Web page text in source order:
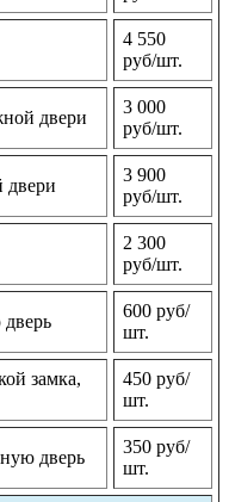
4 550
руб/шт.
двери
3 000
руб/шт.
двери
3 900
руб/шт.
2 300
руб/шт.
дверь
600 руб/
шт.
замка,
450 руб/
шт.
дверь
350 руб/
шт.